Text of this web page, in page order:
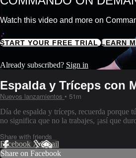
Watch this video and more on
START YOUR FREE TRIALLEARN
Already subscribed? Sign in
Espalda y Tríceps con
Nuevos lanzamientos • 51m
Día de espalda y tríceps, recuerda porque
no significa que no la trabajes, ¡así que
Share with friends
Facebook XEmail
Share on Facebook